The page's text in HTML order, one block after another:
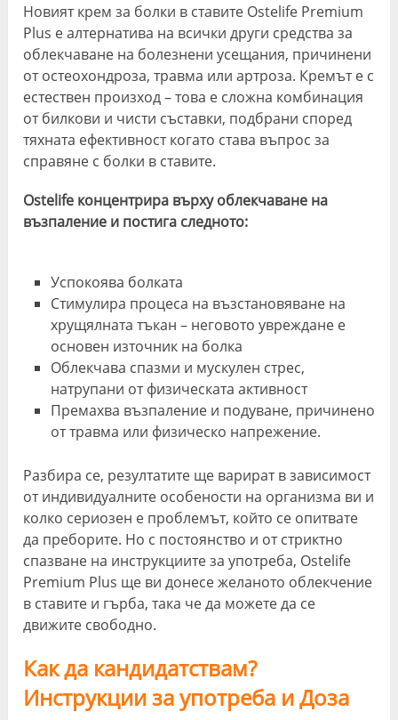
Новият крем за болки в ставите Ostelife Premium
Plus е алтернатива на всички други средства за
облекчаване на болезнени усещания, причинени
от остеохондроза, травма или артроза. Кремът е с
естествен произход – това е сложна комбинация
от билкови и чисти съставки, подбрани според
тяхната ефективност когато става въпрос за
справяне с болки в ставите.
Ostelife концентрира върху облекчаване на
възпаление и постига следното:
Успокоява болката
Стимулира процеса на възстановяване на
хрущялната тъкан – неговото увреждане е
основен източник на болка
Облекчава спазми и мускулен стрес,
натрупани от физическата активност
Премахва възпаление и подуване, причинено
от травма или физическо напрежение.
Разбира се, резултатите ще варират в зависимост
от индивидуалните особености на организма ви и
колко сериозен е проблемът, който се опитвате
да преборите. Но с постоянство и от стриктно
спазване на инструкциите за употреба, Ostelife
Premium Plus ще ви донесе желаното облекчение
в ставите и гърба, така че да можете да се
движите свободно.
Как да кандидатствам?
Инструкции за употреба и Доза